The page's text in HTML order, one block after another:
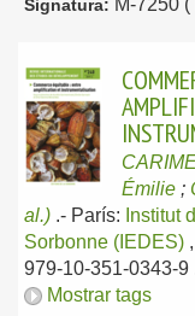
Signatura: M-7250
Émilie ;
al.) .- París: Institut
Sorbonne (IEDES)
979-10-351-0343-9
Mostrar tags